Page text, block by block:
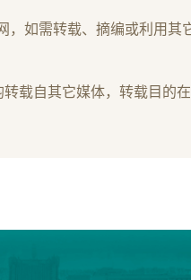
，如需转载、摘编或利用其
载自其它媒体，转载目的